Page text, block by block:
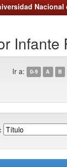
Nacional
Ir a: 0-9 A B